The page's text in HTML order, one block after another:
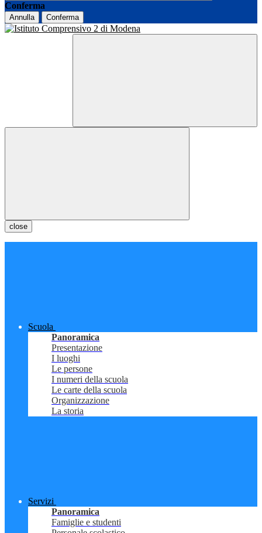
Conferma
Annulla Conferma
close
Scuola
Panoramica
Presentazione
I luoghi
Le persone
I numeri della scuola
Le carte della scuola
Organizzazione
La storia
Servizi
Panoramica
Famiglie e studenti